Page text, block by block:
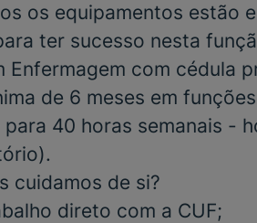
os equipamentos estão
ter sucesso nesta
Enfermagem com cédula
de 6 meses em
para 40 horas semanais -
cuidamos de si?
direto com a CUF;